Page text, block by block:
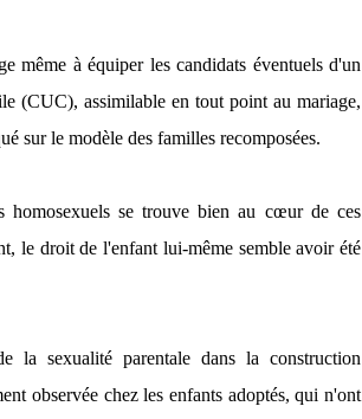
même à équiper les candidats éventuels d'un
(CUC), assimilable en tout point au mariage,
sur le modèle des familles recomposées.
se trouve bien au cœur de ces
le droit de l'enfant lui-même semble avoir été
la sexualité parentale dans la construction
observée chez les enfants adoptés, qui n'ont